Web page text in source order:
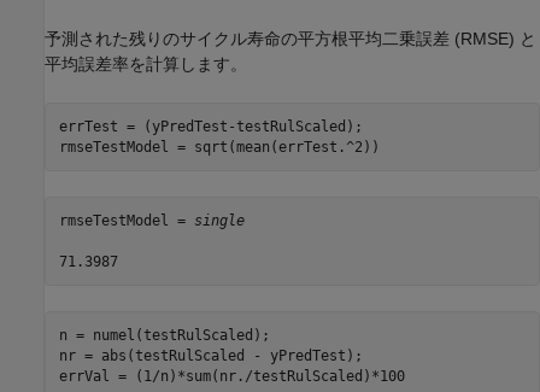
予測された残りのサイクル寿命の平方根平均二乗誤差 (RMSE) と
平均誤差率を計算します。
errTest = (yPredTest-testRulScaled);
rmseTestModel = sqrt(mean(errTest.^2))
rmseTestModel = single
71.3987
n = numel(testRulScaled);
nr = abs(testRulScaled - yPredTest);
errVal = (1/n)*sum(nr./testRulScaled)*100